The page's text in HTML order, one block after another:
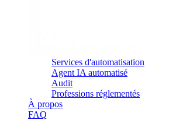
Services d'automatisation
Agent IA automatisé
Audit
Professions réglementés
À propos
FAQ